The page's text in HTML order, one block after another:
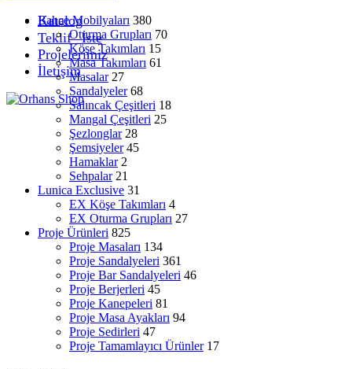
Katalog
Teklif⠀İste
Projelerimiz
İletişim
Bahçe Mobilyaları 380
Oturma Grupları 70
Köşe Takımları 15
Masa Takımları 61
Masalar 27
Sandalyeler 68
Salıncak Çeşitleri 18
Mangal Çeşitleri 25
Şezlonglar 28
Şemsiyeler 45
Hamaklar 2
Sehpalar 21
Lunica Exclusive 31
EX Köşe Takımları 4
EX Oturma Grupları 27
Proje Ürünleri 825
Proje Masaları 134
Proje Sandalyeleri 361
Proje Bar Sandalyeleri 46
Proje Berjerleri 45
Proje Kanepeleri 81
Proje Masa Ayakları 94
Proje Sedirleri 47
Proje Tamamlayıcı Ürünler 17